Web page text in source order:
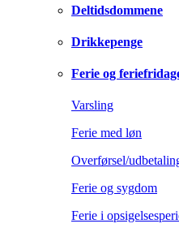
Deltidsdommene
Drikkepenge
Ferie og
Varsling
Ferie med løn
Overførsel/
Ferie og sygdom
Ferie i